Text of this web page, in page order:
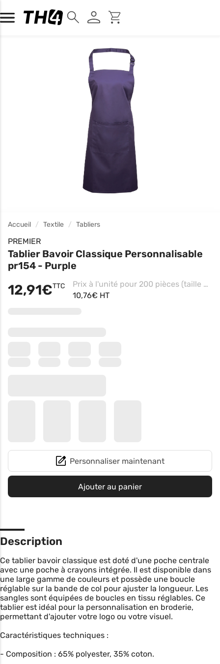
Accueil Textile Tabliers
PREMIER
Tablier Bavoir Classique Personnalisable
pr154 - Purple
12,91€TTC
Prix à l'unité pour 200 pièces (taille unique - Pink, Impression coeur)
10,76€ HT
Personnaliser maintenant
Ajouter au panier
Description
Ce tablier bavoir classique est doté d'une poche centrale
avec une poche à crayons intégrée. Il est disponible dans
une large gamme de couleurs et possède une boucle
réglable sur la bande de col pour ajuster la longueur. Les
sangles sont équipées de boucles en tissu réglables. Ce
tablier est idéal pour la personnalisation en broderie,
permettant d'ajouter votre logo ou votre visuel.
Caractéristiques techniques :
- Composition : 65% polyester, 35% coton.